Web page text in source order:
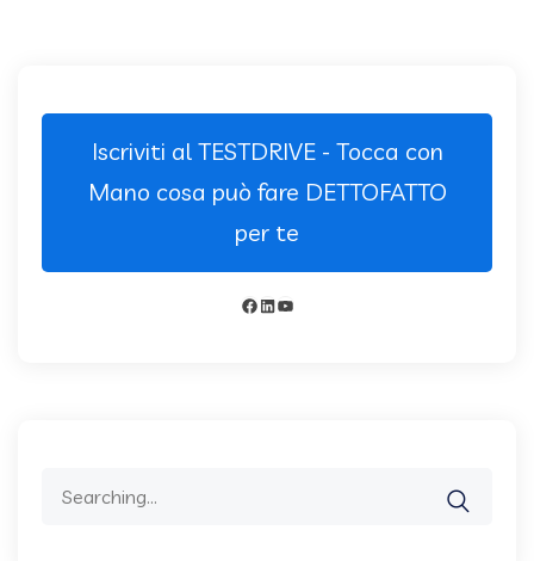
Iscriviti al TESTDRIVE - Tocca con
Mano cosa può fare DETTOFATTO
per te
Facebook
LinkedIn
YouTube